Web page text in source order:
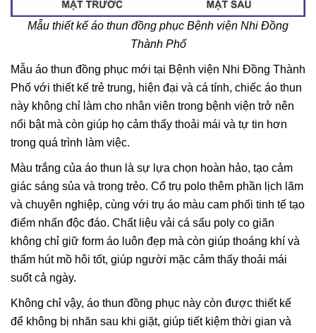
Mẫu thiết kế áo thun đồng phục Bệnh viện Nhi Đồng
Thành Phố
Mẫu áo thun đồng phục mới tại Bệnh viện Nhi Đồng Thành
Phố với thiết kế trẻ trung, hiện đại và cá tính, chiếc áo thun
này không chỉ làm cho nhân viên trong bệnh viện trở nên
nổi bật mà còn giúp họ cảm thấy thoải mái và tự tin hơn
trong quá trình làm việc.
Màu trắng của áo thun là sự lựa chọn hoàn hảo, tạo cảm
giác sáng sủa và trong trẻo. Cổ trụ polo thêm phần lịch lãm
và chuyên nghiệp, cùng với trụ áo màu cam phối tinh tế tạo
điểm nhấn độc đáo. Chất liệu vải cá sấu poly co giãn
không chỉ giữ form áo luôn đẹp mà còn giúp thoáng khí và
thấm hút mồ hôi tốt, giúp người mặc cảm thấy thoải mái
suốt cả ngày.
Không chỉ vậy, áo thun đồng phục này còn được thiết kế
để không bị nhăn sau khi giặt, giúp tiết kiệm thời gian và